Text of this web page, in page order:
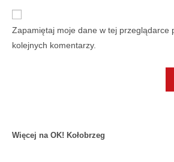
Zapamiętaj moje dane w tej przeglądarce
kolejnych komentarzy.
Więcej na OK! Kołobrzeg